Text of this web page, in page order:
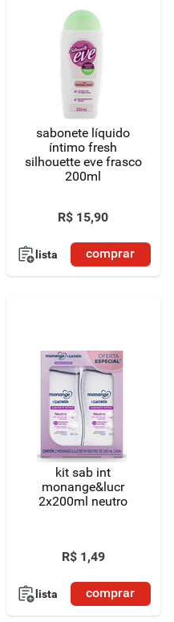
sabonete líquido
íntimo fresh
silhouette eve frasco
200ml
R$ 15,90
lista comprar
kit sab int
monange&lucr
2x200ml neutro
R$ 1,49
lista comprar